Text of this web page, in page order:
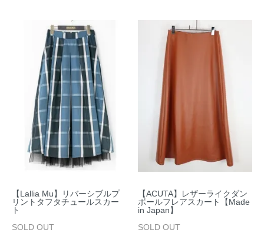
【Lallia Mu】リバーシブルプ
リントタフタチュールスカー
ト
SOLD OUT
【ACUTA】レザーライクダン
ボールフレアスカート【Made
in Japan】
SOLD OUT